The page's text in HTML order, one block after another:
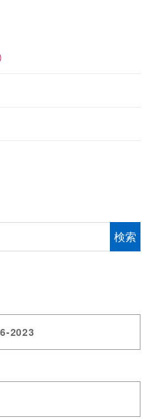
検索
2023